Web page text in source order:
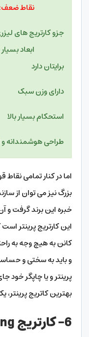
نقاط ضعف:
جزو
ابعاد بسیار
برایتان دارد
دارای وزن سبک
استحکام بسیار بالا
طراحی هوشمندانه و
اما در کنار تمامی نقاط
بزرگ نیز می توان از
خبره این برند گرفت و
کانن به هیچ وجه به
و باید به سختی و
پرینتر و یا چاپگر خود
بهترین کاتریج